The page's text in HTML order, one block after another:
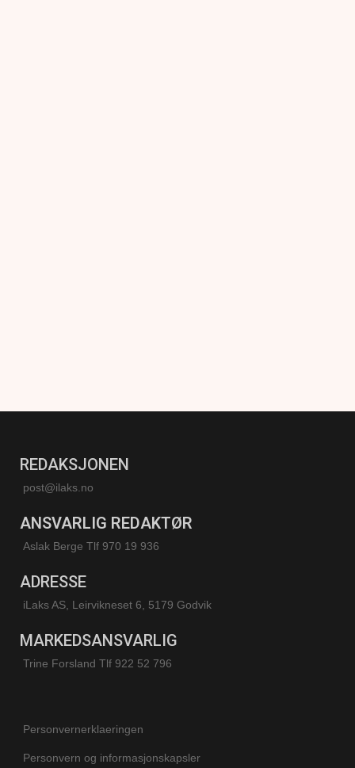
REDAKSJONEN
post@ilaks.no
ANSVARLIG REDAKTØR
Aslak Berge Tlf 970 19 936
ADRESSE
iLaks AS, Leirvikneset 6, 5179 Godvik
MARKEDSANSVARLIG
Trine Forsland Tlf 922 52 796
Personvernerklaeringen
Personvern og informasjonskapsler